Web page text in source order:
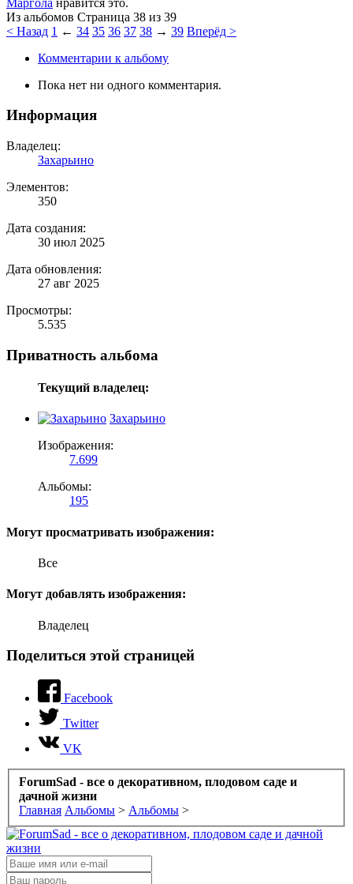
Страница 38 из 39
< Назад 1 ← 34 35 36 37 38 → 39 Вперёд >
Комментарии к альбому
Пока нет ни одного комментария.
Информация
Владелец:
Захарьино
Элементов:
350
Дата создания:
30 июл 2025
Дата обновления:
27 авг 2025
Просмотры:
5.535
Приватность альбома
Текущий владелец:
Захарьино
Изображения:
7.699
Альбомы:
195
Могут просматривать изображения:
Все
Могут добавлять изображения:
Владелец
Поделиться этой страницей
Facebook
Twitter
VK
ForumSad - все о декоративном, плодовом саде и
дачной жизни
Главная Альбомы > Альбомы >